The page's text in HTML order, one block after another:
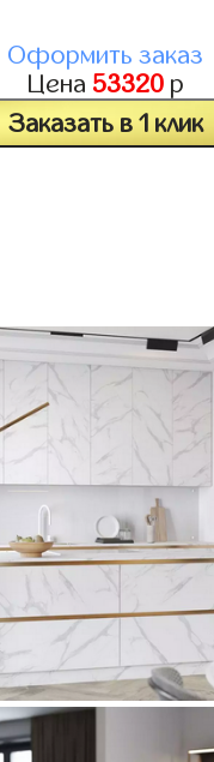
Оформить заказ
Цена 53320 р
Заказать в 1 клик